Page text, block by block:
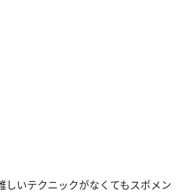
しいテクニックがなくてもスポメン